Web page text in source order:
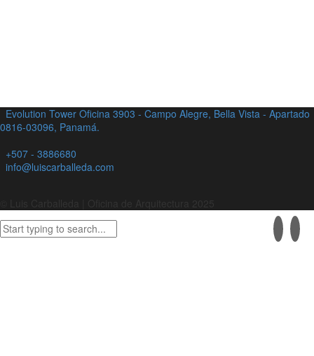
Evolution Tower Oficina 3903 - Campo Alegre, Bella Vista - Apartado
0816-03096, Panamá.
+507 - 3886680
info@luiscarballeda.com